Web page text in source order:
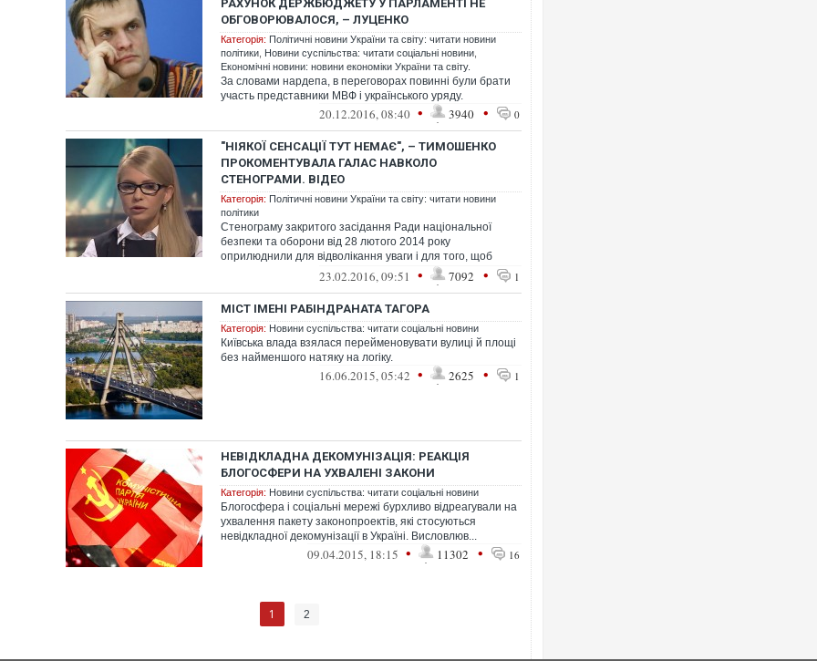
РАХУНОК ДЕРЖБЮДЖЕТУ У ПАРЛАМЕНТІ НЕ
ОБГОВОРЮВАЛОСЯ, – ЛУЦЕНКО
Категорія: Політичні новини України та світу: читати новини
політики Новини суспільства: читати соціальні новини
Економічні новини: новини економіки України та світу.
За словами нардепа, в переговорах повинні були брати
участь представники МВФ і українського уряду.
20.12.2016, 08:40 • 3940 • 0
"НІЯКОЇ СЕНСАЦІЇ ТУТ НЕМАЄ", – ТИМОШЕНКО
ПРОКОМЕНТУВАЛА ГАЛАС НАВКОЛО
СТЕНОГРАМИ. ВІДЕО
Категорія: Політичні новини України та світу: читати новини
політики
Стенограму закритого засідання Ради національної
безпеки та оборони від 28 лютого 2014 року
оприлюднили для відволікання уваги і для того, щоб
23.02.2016, 09:51 • 7092 • 1
МІСТ ІМЕНІ РАБІНДРАНАТА ТАГОРА
Категорія: Новини суспільства: читати соціальні новини
Київська влада взялася перейменовувати вулиці й площі
без найменшого натяку на логіку.
16.06.2015, 05:42 • 2625 • 1
НЕВІДКЛАДНА ДЕКОМУНІЗАЦІЯ: РЕАКЦІЯ
БЛОГОСФЕРИ НА УХВАЛЕНІ ЗАКОНИ
Категорія: Новини суспільства: читати соціальні новини
Блогосфера і соціальні мережі бурхливо відреагували на
ухвалення пакету законопроектів, які стосуються
невідкладної декомунізації в Україні. Висловлюв...
09.04.2015, 18:15 • 11302 • 16
1 2